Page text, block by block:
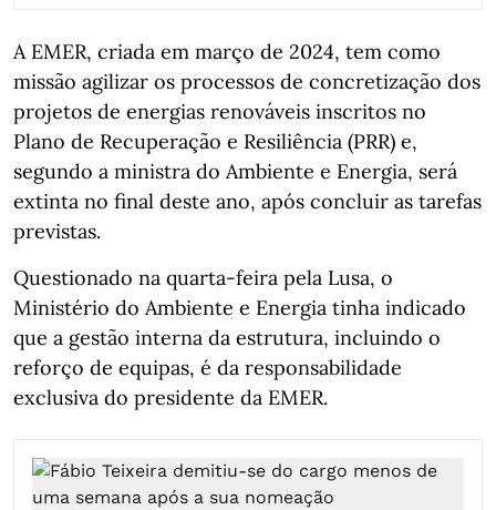
A EMER, criada em março de 2024, tem como
missão agilizar os processos de concretização dos
projetos de energias renováveis inscritos no
Plano de Recuperação e Resiliência (PRR) e,
segundo a ministra do Ambiente e Energia, será
extinta no final deste ano, após concluir as tarefas
previstas.
Questionado na quarta-feira pela Lusa, o
Ministério do Ambiente e Energia tinha indicado
que a gestão interna da estrutura, incluindo o
reforço de equipas, é da responsabilidade
exclusiva do presidente da EMER.